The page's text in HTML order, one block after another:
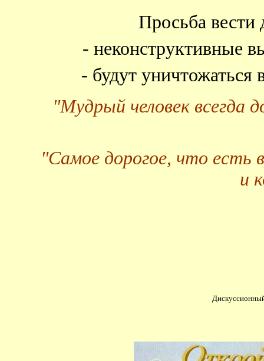
Просьба вести
- неконструктивные
- будут
"Мудрый человек всегда
"Самое дорогое, что есть
и